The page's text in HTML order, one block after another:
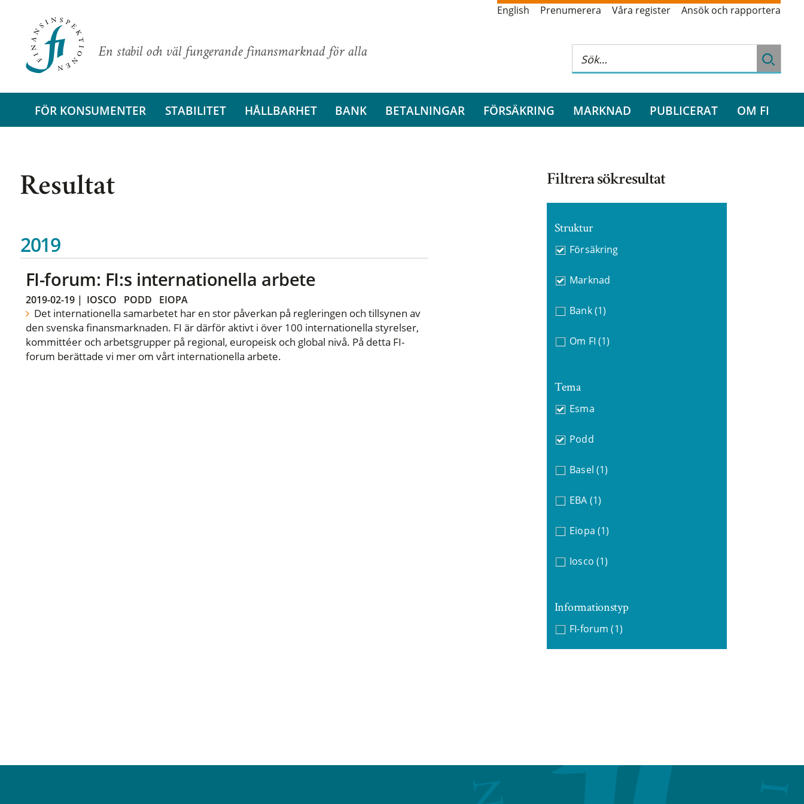
En stabil och väl fungerande finansmarknad för alla
English Prenumerera Våra register Ansök och rapportera
FÖR KONSUMENTER STABILITET HÅLLBARHET BANK BETALNINGAR FÖRSÄKRING MARKNAD PUBLICERAT OM FI
Resultat
2019
FI-forum: FI:s internationella arbete
2019-02-19| IOSCO PODD EIOPA
Det internationella samarbetet har en stor påverkan på regleringen och tillsynen av
den svenska finansmarknaden. FI är därför aktivt i över 100 internationella styrelser,
kommittéer och arbetsgrupper på regional, europeisk och global nivå. På detta FI-
forum berättade vi mer om vårt internationella arbete.
Filtrera sökresultat
Struktur
Försäkring
Marknad
Bank (1)
Om FI (1)
Tema
Esma
Podd
Basel (1)
EBA (1)
Eiopa (1)
Iosco (1)
Informationstyp
FI-forum (1)